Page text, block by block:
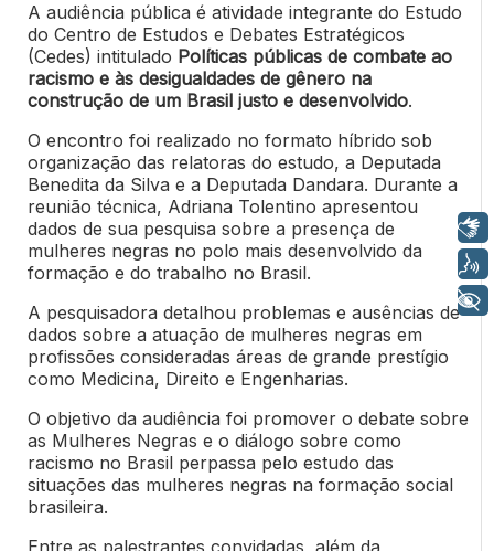
A audiência pública é atividade integrante do Estudo
do Centro de Estudos e Debates Estratégicos
(Cedes) intitulado Políticas públicas de combate ao
racismo e às desigualdades de gênero na
construção de um Brasil justo e desenvolvido.
O encontro foi realizado no formato híbrido sob
organização das relatoras do estudo, a Deputada
Benedita da Silva e a Deputada Dandara. Durante a
reunião técnica, Adriana Tolentino apresentou
dados de sua pesquisa sobre a presença de
mulheres negras no polo mais desenvolvido da
formação e do trabalho no Brasil.
A pesquisadora detalhou problemas e ausências de
dados sobre a atuação de mulheres negras em
profissões consideradas áreas de grande prestígio
como Medicina, Direito e Engenharias.
O objetivo da audiência foi promover o debate sobre
as Mulheres Negras e o diálogo sobre como
racismo no Brasil perpassa pelo estudo das
situações das mulheres negras na formação social
brasileira.
Libras
Voz